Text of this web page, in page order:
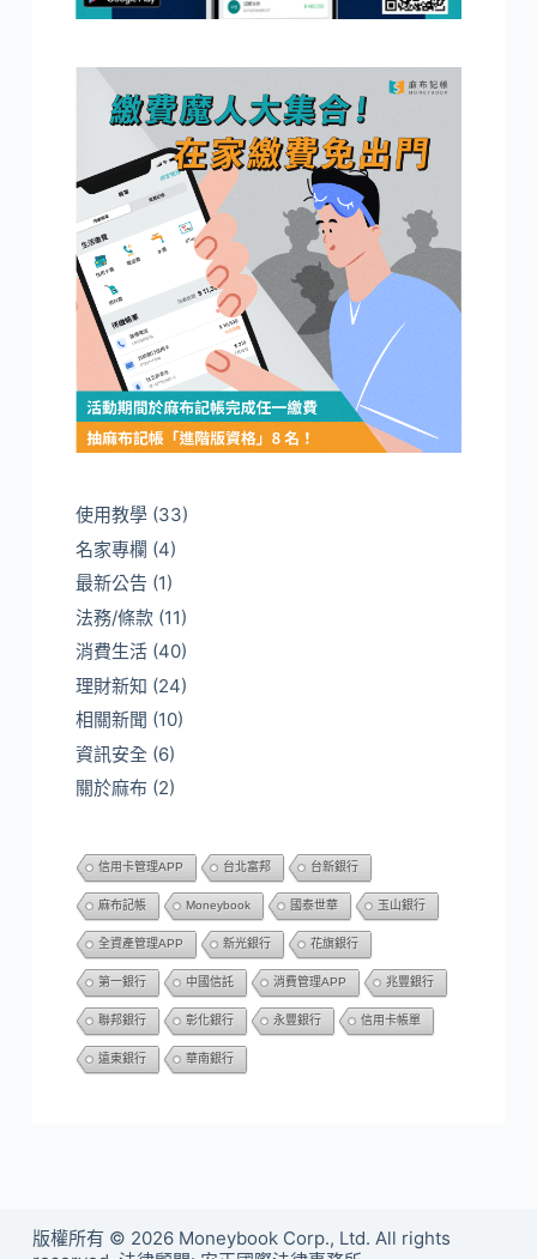
使用教學(33)
名家專欄 (4)
最新公告(1)
法務/條款(11)
消費生活(40)
理財新知 (24)
相關新聞 (10)
資訊安全(6)
關於麻布 (2)
信用卡管理APP 台北富邦 台新銀行
麻布記帳 Moneybook 國泰世華 玉山銀行
全資產管理APP 新光銀行 花旗銀行
第一銀行 中國信託 消費管理APP 兆豐銀行
聯邦銀行 彰化銀行 永豐銀行 信用卡帳單
遠東銀行 華南銀行
版權所有 © 2026 Moneybook Corp., Ltd. All rights